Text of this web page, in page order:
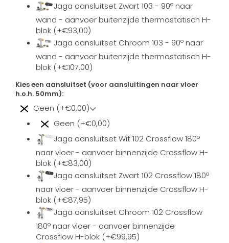
Jaga aansluitset Zwart 103 - 90º naar
wand - aanvoer buitenzijde thermostatisch H-
blok (+€93,00)
Jaga aansluitset Chroom 103 - 90º naar
wand - aanvoer buitenzijde thermostatisch H-
blok (+€107,00)
Kies een aansluitset (voor aansluitingen naar vloer
h.o.h. 50mm):
Geen (+€0,00)
Geen (+€0,00)
Jaga aansluitset Wit 102 Crossflow 180º
naar vloer - aanvoer binnenzijde Crossflow H-
blok (+€83,00)
Jaga aansluitset Zwart 102 Crossflow 180º
naar vloer - aanvoer binnenzijde Crossflow H-
blok (+€87,95)
Jaga aansluitset Chroom 102 Crossflow
180º naar vloer - aanvoer binnenzijde
Crossflow H-blok (+€99,95)